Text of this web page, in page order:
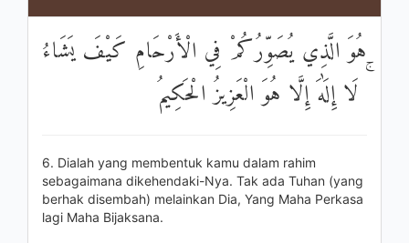
هُوَ الَّذِي يُصَوِّرُكُمْ فِي الْأَرْحَامِ كَيْفَ يَشَاءُ
ۚ لَا إِلَٰهَ إِلَّا هُوَ الْعَزِيزُ الْحَكِيمُ
6. Dialah yang membentuk kamu dalam rahim
sebagaimana dikehendaki-Nya. Tak ada Tuhan (yang
berhak disembah) melainkan Dia, Yang Maha Perkasa
lagi Maha Bijaksana.